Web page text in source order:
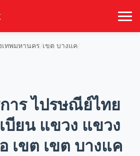
เทพมหานคร เขต บางแค
าร ไปรษณีย์ไทย
บียน แขวง แขวง
เขต เขต บางแค